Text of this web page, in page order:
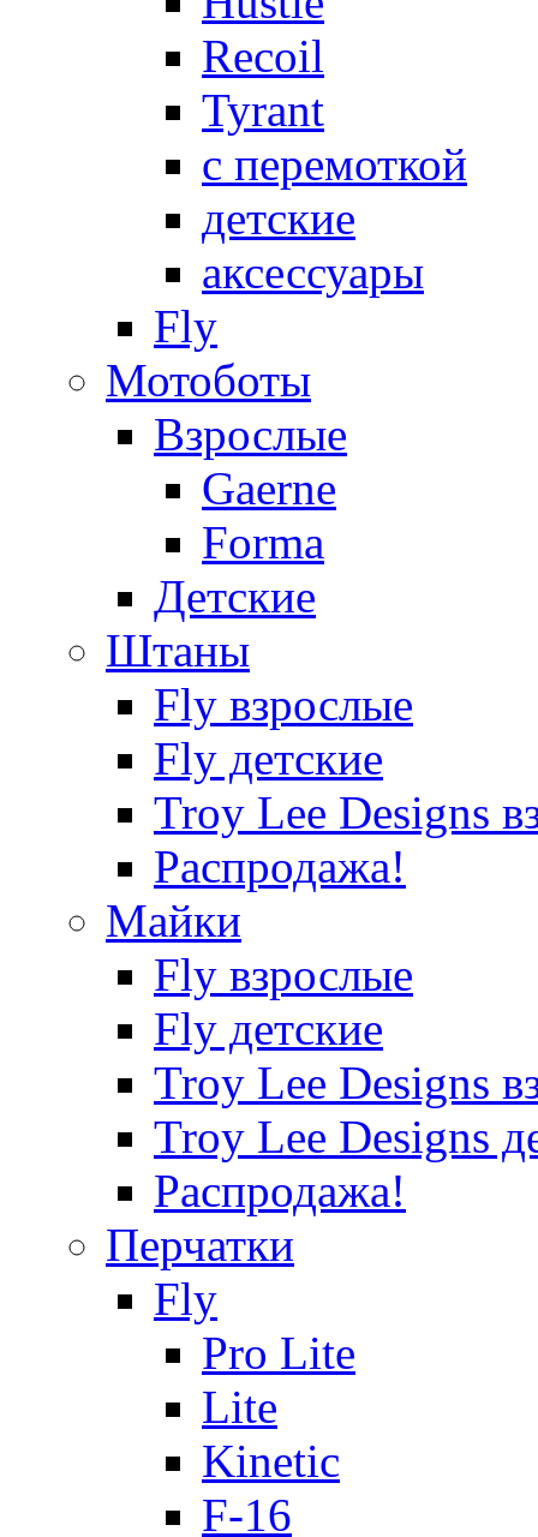
Recoil
Tyrant
с перемоткой
детские
аксессуары
Fly
Мотоботы
Взрослые
Gaerne
Forma
Детские
Штаны
Fly взрослые
Fly детские
Troy Lee Designs
Распродажа!
Майки
Fly взрослые
Fly детские
Troy Lee Designs
Troy Lee Designs
Распродажа!
Перчатки
Fly
Pro Lite
Lite
Kinetic
F-16